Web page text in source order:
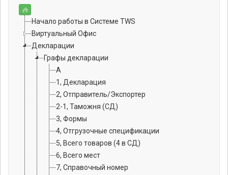
Начало работы в Системе TWS
Виртуальный Офис
Декларации
Графы декларации
А
1, Декларация
2, Отправитель/Экспортер
2-1, Таможня (СД)
3, Формы
4, Отгрузочные спецификации
5, Всего товаров (4 в СД)
6, Всего мест
7, Справочный номер